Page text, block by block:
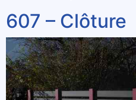
607 – Clôture